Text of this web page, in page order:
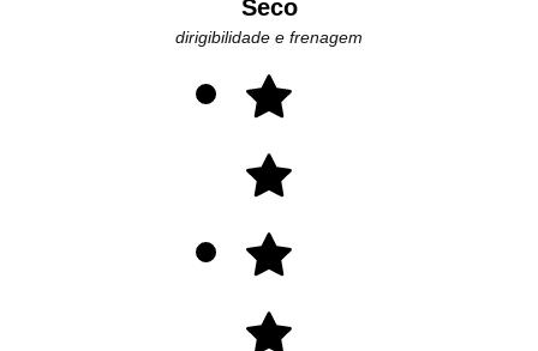
Seco
dirigibilidade e frenagem